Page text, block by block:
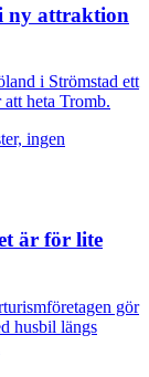
ny attraktion
i Strömstad ett
heta Tromb.
är för lite
gör
husbil längs